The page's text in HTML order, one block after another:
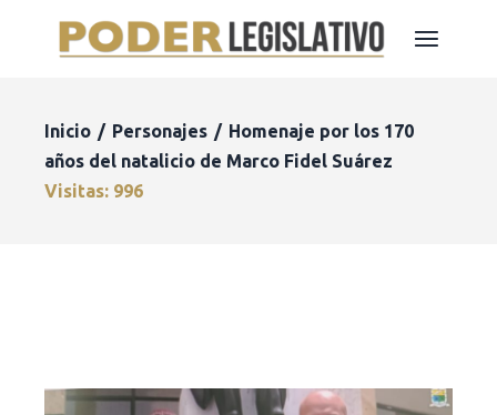
Inicio Personajes
Homenaje por los 170
años del natalicio de Marco Fidel Suárez
Visitas: 996